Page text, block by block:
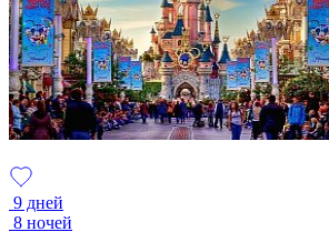
9 дней
8 ночей